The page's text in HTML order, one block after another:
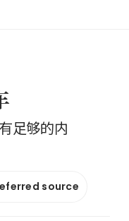
足够的内
source